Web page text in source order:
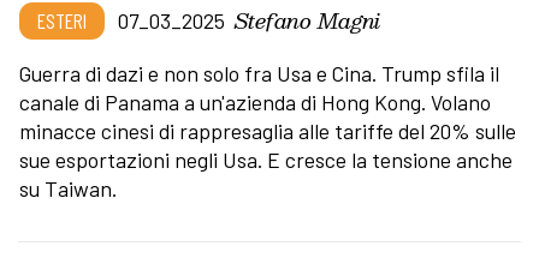
ESTERI 07_03_2025 Stefano Magni
Guerra di dazi e non solo fra Usa e Cina. Trump sfila il
canale di Panama a un'azienda di Hong Kong. Volano
minacce cinesi di rappresaglia alle tariffe del 20% sulle
sue esportazioni negli Usa. E cresce la tensione anche
su Taiwan.